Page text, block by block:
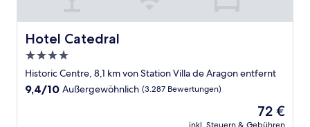
Hotel Catedral
Hotel Catedral
4.0-
Sterne-
Unterkunft
Historic Centre, 8,1 km von Station Villa de Aragon entfernt
9.4
9,4/10 Außergewöhnlich (3.287 Bewertungen)
Der
Preis
72 €